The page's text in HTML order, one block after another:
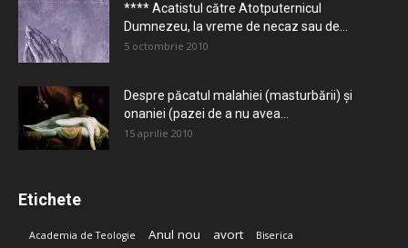
**** Acatistul către Atotputernicul
Dumnezeu, la vreme de necaz sau de...
5 octombrie 2010
Despre păcatul malahiei (masturbării) şi
onaniei (pazei de a nu avea...
15 aprilie 2010
Etichete
Academia de Teologie Anul nou avort Biserica